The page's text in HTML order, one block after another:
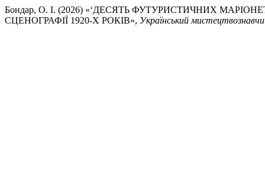
Бондар, О. І. (2026) «‘ДЕСЯТЬ ФУТУРИСТИЧНИХ
СЦЕНОГРАФІЇ 1920-Х РОКІВ», Український